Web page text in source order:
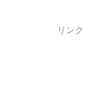
リンク